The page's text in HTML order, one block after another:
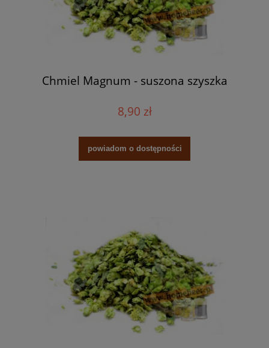
Chmiel Magnum - suszona szyszka
8,90 zł
powiadom o dostępności